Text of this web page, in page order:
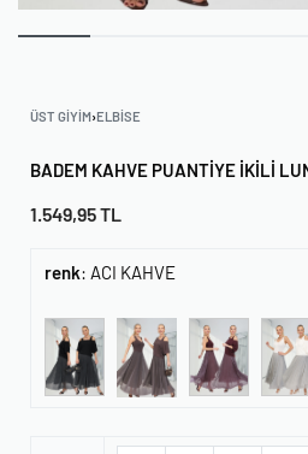
ÜST GIYIM›ELBISE
BADEM KAHVE PUANTIYE İKILI
1.549,95TL
renk: ACI KAHVE